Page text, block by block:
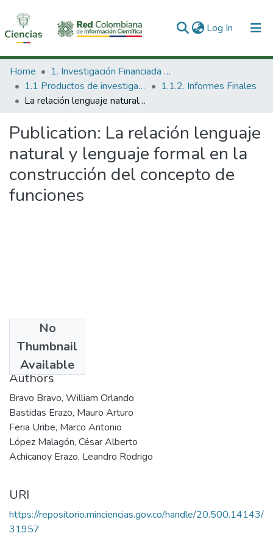
Log In (current)
Communities & Collections
All of DSpace
Home
1. Investigación Financiada con Recursos Públicos
1.1 Productos de investigación
1.1.2. Informes Finales
La relación lenguaje natural y lenguaje formal en la construcción del concepto de funciones
Publication: La relación lenguaje
natural y lenguaje formal en la
construcción del concepto de
funciones
No
Thumbnail
Available
2001
Authors
Bravo Bravo, William Orlando
Bastidas Erazo, Mauro Arturo
Feria Uribe, Marco Antonio
López Malagón, César Alberto
Achicanoy Erazo, Leandro Rodrigo
URI
https://repositorio.minciencias.gov.co/handle/20.500.14143/
31957